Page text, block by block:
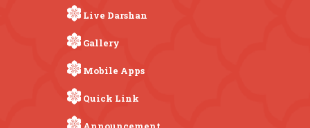
Live Darshan
Gallery
Mobile Apps
Quick Link